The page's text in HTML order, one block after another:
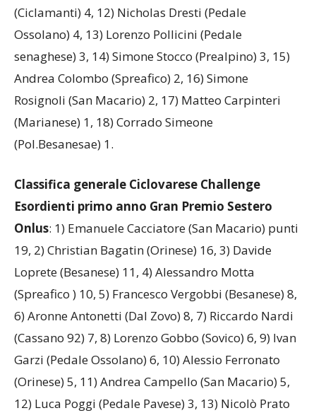
(Ciclamanti) 4, 12) Nicholas Dresti (Pedale
Ossolano) 4, 13) Lorenzo Pollicini (Pedale
senaghese) 3, 14) Simone Stocco (Prealpino) 3, 15)
Andrea Colombo (Spreafico) 2, 16) Simone
Rosignoli (San Macario) 2, 17) Matteo Carpinteri
(Marianese) 1, 18) Corrado Simeone
(Pol.Besanesae) 1.
Classifica generale Ciclovarese Challenge
Esordienti primo anno Gran Premio Sestero
Onlus: 1) Emanuele Cacciatore (San Macario) punti
19, 2) Christian Bagatin (Orinese) 16, 3) Davide
Loprete (Besanese) 11, 4) Alessandro Motta
(Spreafico ) 10, 5) Francesco Vergobbi (Besanese) 8,
6) Aronne Antonetti (Dal Zovo) 8, 7) Riccardo Nardi
(Cassano 92) 7, 8) Lorenzo Gobbo (Sovico) 6, 9) Ivan
Garzi (Pedale Ossolano) 6, 10) Alessio Ferronato
(Orinese) 5, 11) Andrea Campello (San Macario) 5,
12) Luca Poggi (Pedale Pavese) 3, 13) Nicolò Prato